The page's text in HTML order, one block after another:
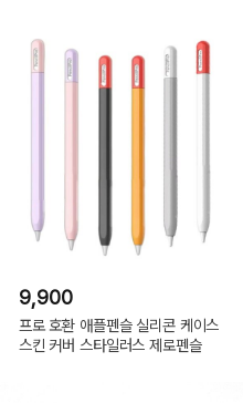
9,900
프로 호환 애플펜슬 실리콘 케이스
스킨 커버 스타일러스 제로펜슬